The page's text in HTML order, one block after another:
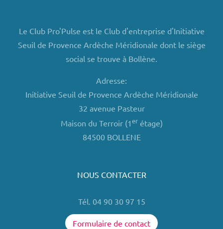
Le Club Pro'Pulse est le Club d'entreprise d'Initiative
Seuil de Provence Ardèche Méridionale dont le siège
social se trouve à Bollène.
Adresse:
Initiative Seuil de Provence Ardèche Méridionale
32 avenue Pasteur
Maison du Terroir (1erétage)
84500 BOLLENE
NOUS CONTACTER
Tél. 04 90 30 97 15
Formulaire de contact